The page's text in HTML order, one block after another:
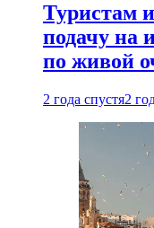
Туристам
подачу на
по живой
2 года спустя2